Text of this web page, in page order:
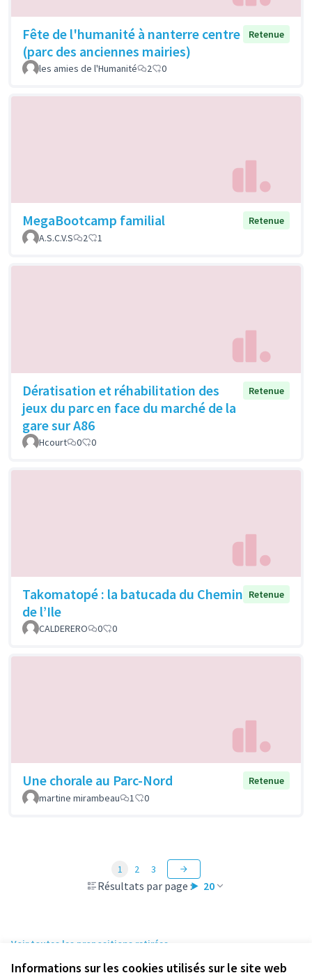
Informations sur les cookies utilisés sur le site web
Fête de l'humanité à nanterre centre
(parc des anciennes mairies)
Retenue
les amies de l'Humanité 2 0
MegaBootcamp familial
Retenue
A.S.C.V.S
2 1
Dératisation et réhabilitation des
jeux du parc en face du marché de la
gare sur A86
Retenue
Hcourt 0 0
Takomatopé : la batucada du Chemin
de l’Ile
Retenue
CALDERERO 0 0
Une chorale au Parc-Nord
Retenue
martine mirambeau
1 0
Résultats par page : 20
1 2 3
Voir toutes les propositions retirées